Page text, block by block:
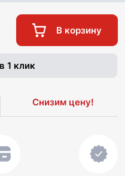
В корзину
1 клик
Снизим цену!